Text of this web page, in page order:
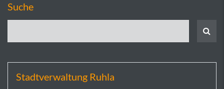
Suche
Stadtverwaltung Ruhla